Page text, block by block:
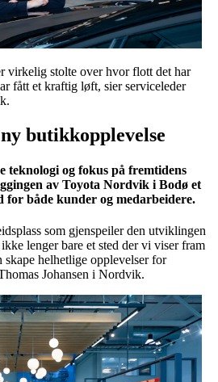
virkelig stolte over hvor flott det har
fått et kraftig løft, sier serviceleder
butikkopplevelse
teknologi og fokus på fremtidens
av Toyota Nordvik i Bodø et
både kunder og medarbeidere.
som gjenspeiler den utviklingen
lenger bare et sted der vi viser fram
skape helhetlige opplevelser for
Johansen i Nordvik.